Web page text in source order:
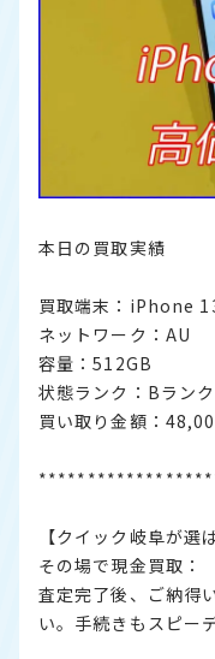
本日の買取実績
買取端末：iPhone
ネットワーク：AU
容量：512GB
状態ランク：Bランク
買い取り金額：
【クイック岐阜が選
その場で現金買取：
査定完了後、ご納得
い。手続きもスピー